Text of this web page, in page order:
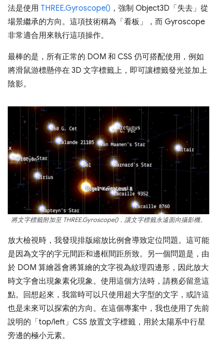
法是使用 THREE.Gyroscope() ，強制 Object3D「失去」從
場景繼承的方向。這項技術稱為「看板」，而 Gyroscope
非常適合用來執行這項操作。
最棒的是，所有正常的 DOM 和 CSS 仍可搭配使用，例如
將滑鼠游標懸停在 3D 文字標籤上，即可讓標籤發光並加上
陰影。
將文字標籤附加至 THREE.Gyroscope()，讓文字標籤永遠面向攝影機。
放大檢視時，我發現排版縮放比例會導致定位問題。這可能
是因為文字的字元間距和邊框間距所致。另一個問題是，由
於 DOM 算繪器會將算繪的文字視為紋理四邊形，因此放大
時文字會出現象素化現象。使用這個方法時，請務必留意這
點。回想起來，我當時可以只使用超大字型的文字，或許這
也是未來可以探索的方向。在這個專案中，我也使用了先前
說明的「top/left」CSS 放置文字標籤，用於太陽系中行星
旁邊的極小元素。